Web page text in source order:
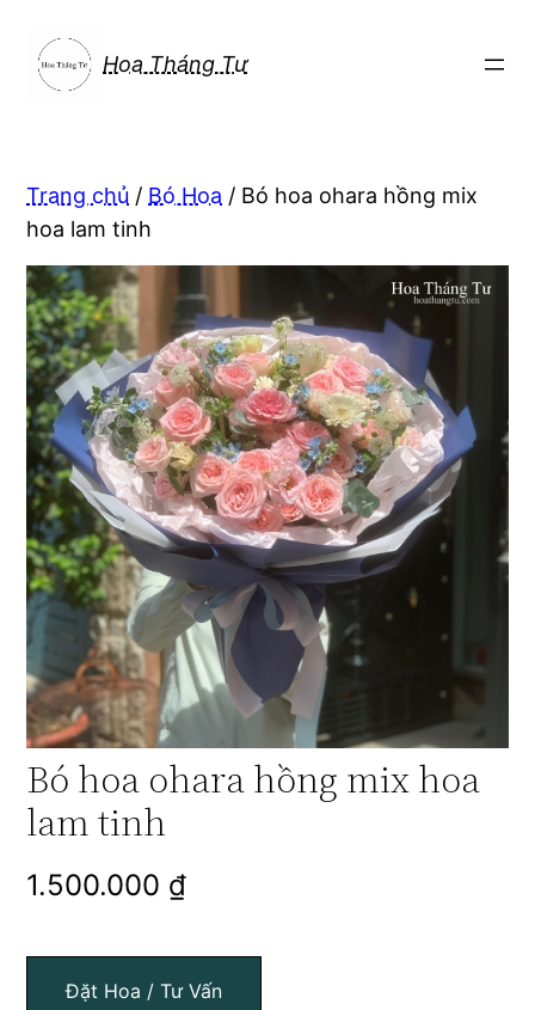
phần
Hoa Tháng Tư
Trang chủ / Bó Hoa / Bó hoa ohara hồng mix
hoa lam tinh
Bó hoa ohara hồng mix hoa
lam tinh
1.500.000 ₫
Đặt Hoa / Tư Vấn